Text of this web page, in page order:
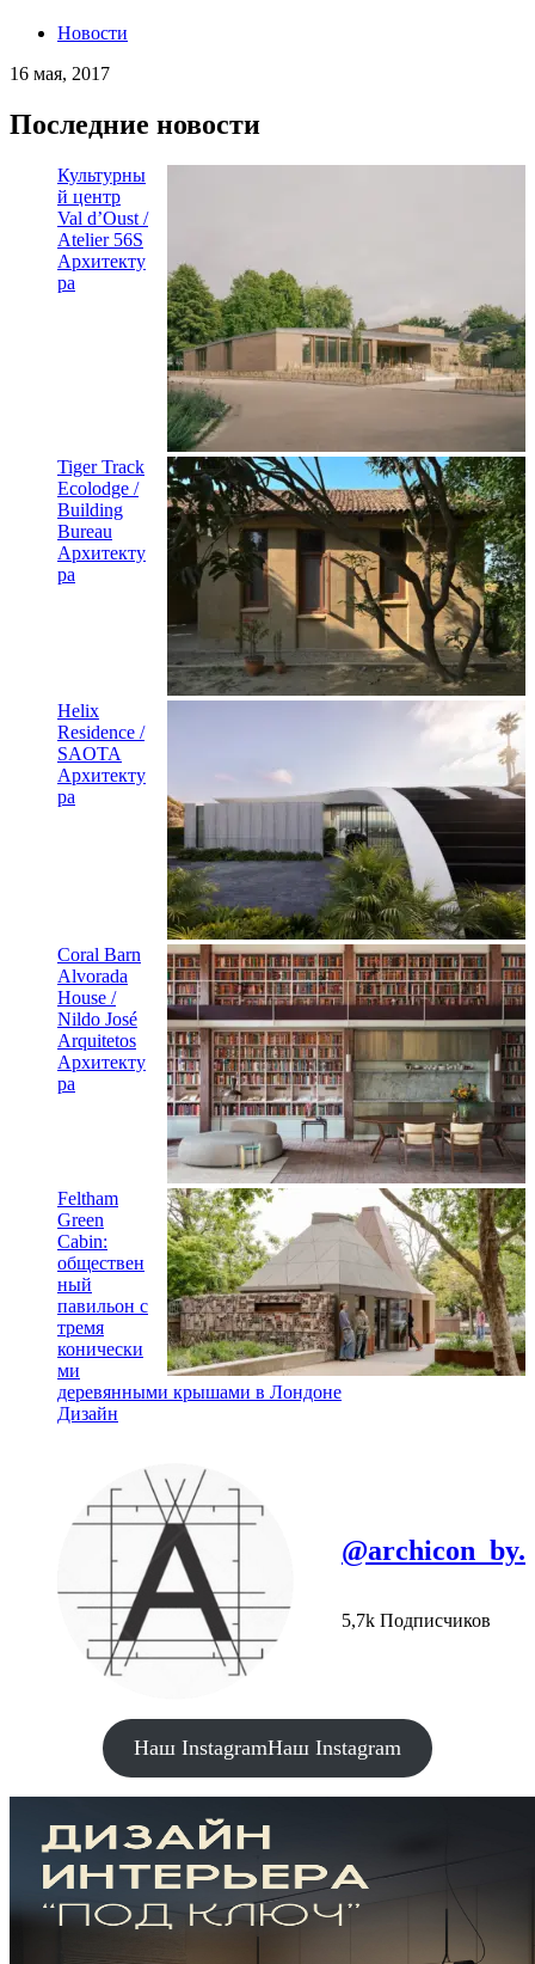
Новости
16 мая, 2017
Последние новости
Культурны
й центр
Val d’Oust /
Atelier 56S
Архитекту
ра
Tiger Track
Ecolodge /
Building
Bureau
Архитекту
ра
Helix
Residence /
SAOTA
Архитекту
ра
Coral Barn
Alvorada
House /
Nildo José
Arquitetos
Архитекту
ра
Feltham
Green
Cabin:
обществен
ный
павильон с
тремя
конически
ми
деревянными крышами в Лондоне
Дизайн
@archicon_by.
5,7k Подписчиков
Наш InstagramНаш Instagram